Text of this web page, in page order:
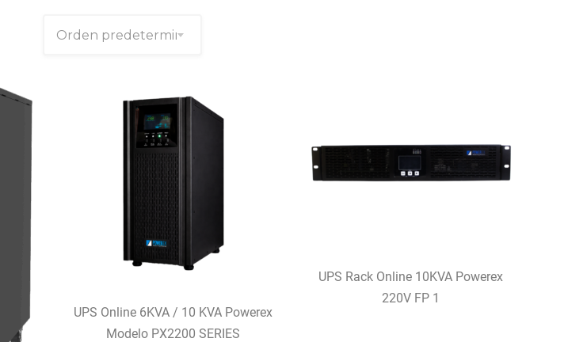
UPS Online 6KVA / 10 KVA Powerex
Modelo PX2200 SERIES
UPS Rack Online 10KVA Powerex
220V FP 1